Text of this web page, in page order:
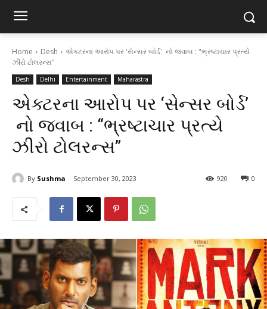
Home Desh
એક્ટરના આરોપ પર 'સેન્સર બોર્ડ' નો જવાબ : "ભ્રષ્ટાચાર પ્રત્યે
ઝીરો ટોલરન્સ"
Desh Delhi Entertainment Maharastra
એક્ટરના આરોપ પર ‘સેન્સર બોર્ડ’
નો જવાબ : “ભ્રષ્ટાચાર પ્રત્યે
ઝીરો ટોલરન્સ”
By Sushma September 30, 2023 0
920